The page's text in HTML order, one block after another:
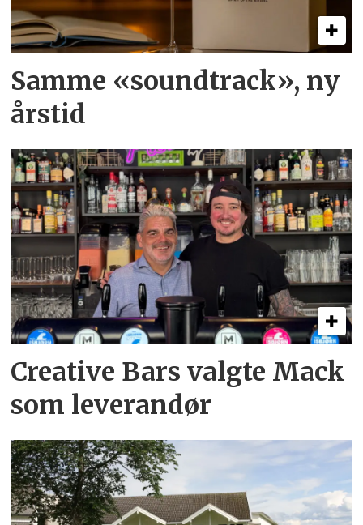
Samme «soundtrack», ny
årstid
Creative Bars valgte Mack
som leverandør